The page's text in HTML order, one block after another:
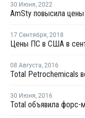
30 Июня, 2022
AmSty повысила
17 Сентября, 2018
08 Августа, 2016
30 Июня, 2016